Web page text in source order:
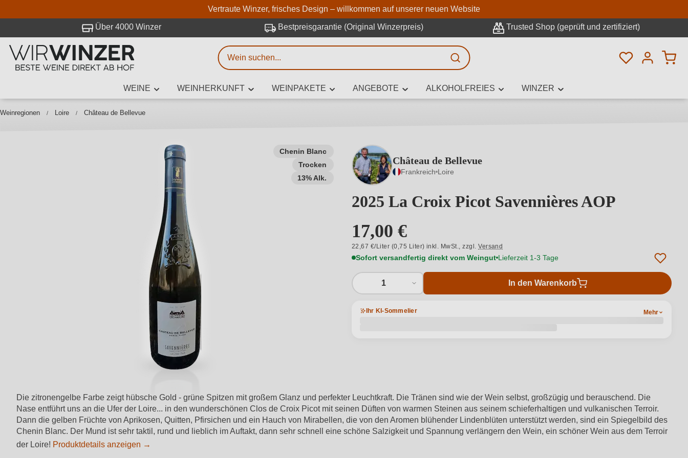
Zum Hauptinhalt springen
Zur Suche springen
Zur Hauptnavigation springen
Vertraute Winzer, frisches Design – willkommen auf unserer neuen Website
Über 4000 Winzer Bestpreisgarantie (Original Winzerpreis) Trusted Shop (geprüft und zertifiziert)
Du hast 0
WEINE WEINHERKUNFT WEINPAKETE ANGEBOTE ALKOHOLFREIES WINZER
Weinregionen Loire Château de Bellevue
Chenin Blanc
Trocken
13% Alk.
Château de Bellevue
Frankreich Loire
2025 La Croix Picot Savennières AOP
17,00 €
22,67 €/Liter (0,75 Liter) inkl. MwSt.,zzgl.Versand
Sofort versandfertig direkt vom Weingut Lieferzeit 1-3 Tage
1 In den Warenkorb
Ihr KI-Sommelier Mehr
Die zitronengelbe Farbe zeigt hübsche Gold - grüne Spitzen mit großem Glanz und perfekter Leuchtkraft. Die Tränen sind wie der Wein selbst, großzügig und berauschend. Die
Nase entführt uns an die Ufer der Loire... in den wunderschönen Clos de Croix Picot mit seinen Düften von warmen Steinen aus seinem schieferhaltigen und vulkanischen Terroir.
Dann die gelben Früchte von Aprikosen, Quitten, Pfirsichen und ein Hauch von Mirabellen, die von den Aromen blühender Lindenblüten unterstützt werden, sind ein Spiegelbild des
Chenin Blanc. Der Mund ist sehr taktil, rund und lieblich im Auftakt, dann sehr schnell eine schöne Salzigkeit und Spannung verlängern den Wein, ein schöner Wein aus dem Terroir
der Loire! Produktdetails anzeigen →
Weinsuche
Mindestens 3 Zeichen eingeben
Erweiterte Suche
Beschreiben Sie, welchen Wein Sie suchen – ob nach Geschmack, Anlass, Weinnamen,
Rebsorte, Region, Winzer oder anderen Kriterien.
bei WirWinzer.